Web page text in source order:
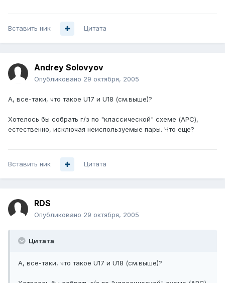
Вставить ник Цитата
Andrey Solovyov
Опубликовано 29 октября, 2005
А, все-таки, что такое U17 и U18 (см.выше)?
Хотелось бы собрать г/з по "классической" схеме (APC),
естественно, исключая неиспользуемые пары. Что еще?
Вставить ник Цитата
RDS
Опубликовано 29 октября, 2005
Цитата
А, все-таки, что такое U17 и U18 (см.выше)?